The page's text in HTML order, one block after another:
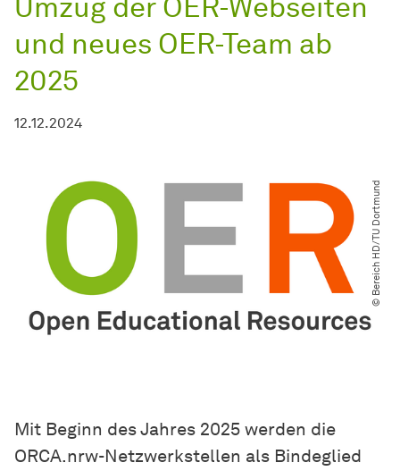
und neues OER-Team ab
2025
12.12.2024
© Bereich HD​/​TU Dortmund
Mit Beginn des Jahres 2025 werden die
ORCA.nrw-Netzwerkstellen als Bindeglied